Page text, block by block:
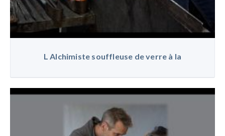
L Alchimiste souffleuse de verre à la